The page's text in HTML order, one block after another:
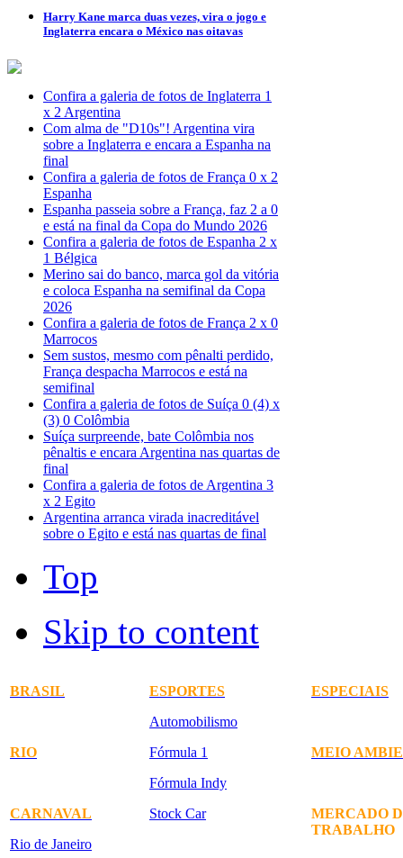
Harry Kane marca duas vezes, vira o jogo e
Inglaterra encara o México nas oitavas
Confira a galeria de fotos de Inglaterra 1
x 2 Argentina
Com alma de "D10s"! Argentina vira
sobre a Inglaterra e encara a Espanha na
final
Confira a galeria de fotos de França 0 x 2
Espanha
Espanha passeia sobre a França, faz 2 a 0
e está na final da Copa do Mundo 2026
Confira a galeria de fotos de Espanha 2 x
1 Bélgica
Merino sai do banco, marca gol da vitória
e coloca Espanha na semifinal da Copa
2026
Confira a galeria de fotos de França 2 x 0
Marrocos
Sem sustos, mesmo com pênalti perdido,
França despacha Marrocos e está na
semifinal
Confira a galeria de fotos de Suíça 0 (4) x
(3) 0 Colômbia
Suíça surpreende, bate Colômbia nos
pênaltis e encara Argentina nas quartas de
final
Confira a galeria de fotos de Argentina 3
x 2 Egito
Argentina arranca virada inacreditável
sobre o Egito e está nas quartas de final
Top
Skip to content
BRASIL
RIO
CARNAVAL
Rio de Janeiro
ESPORTES
Automobilismo
Fórmula 1
Fórmula Indy
Stock Car
ESPECIAIS
MEIO
MERCADO
TRABALHO